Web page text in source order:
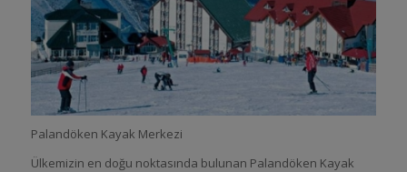
Palandöken Kayak Merkezi
Ülkemizin en doğu noktasında bulunan Palandöken Kayak